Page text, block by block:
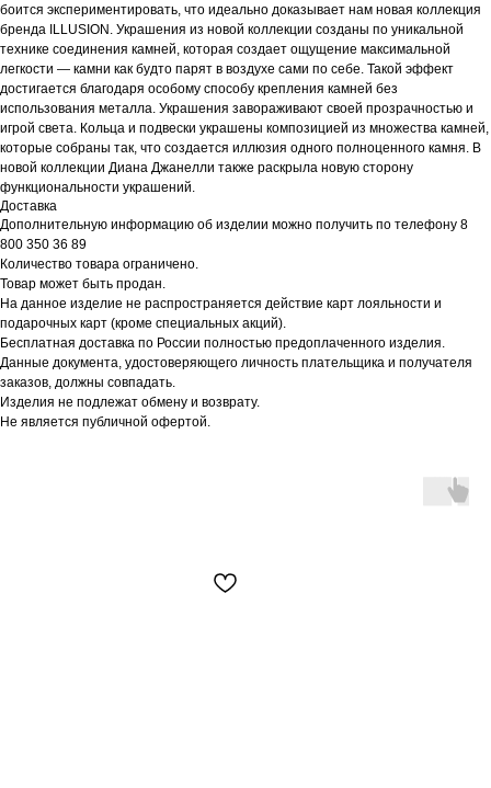
боится экспериментировать, что идеально доказывает нам новая коллекция
бренда ILLUSION. Украшения из новой коллекции созданы по уникальной
технике соединения камней, которая создает ощущение максимальной
легкости — камни как будто парят в воздухе сами по себе. Такой эффект
достигается благодаря особому способу крепления камней без
использования металла. Украшения завораживают своей прозрачностью и
игрой света. Кольца и подвески украшены композицией из множества камней,
которые собраны так, что создается иллюзия одного полноценного камня. В
новой коллекции Диана Джанелли также раскрыла новую сторону
функциональности украшений.
Доставка
Дополнительную информацию об изделии можно получить по телефону 8
800 350 36 89
Количество товара ограничено.
Товар может быть продан.
На данное изделие не распространяется действие карт лояльности и
подарочных карт (кроме специальных акций).
Бесплатная доставка по России полностью предоплаченного изделия.
Данные документа, удостоверяющего личность плательщика и получателя
заказов, должны совпадать.
Изделия не подлежат обмену и возврату.
Не является публичной офертой.